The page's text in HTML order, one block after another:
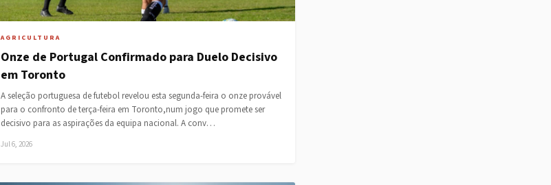
AGRICULTURA
Onze de Portugal Confirmado para Duelo Decisivo
em Toronto
A seleção portuguesa de futebol revelou esta segunda-feira o onze provável
para o confronto de terça-feira em Toronto,num jogo que promete ser
decisivo para as aspirações da equipa nacional. A conv…
Jul 6, 2026